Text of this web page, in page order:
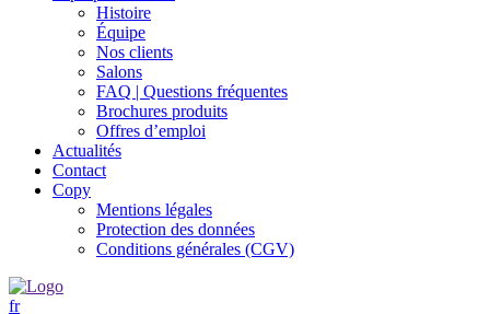
Histoire
Équipe
Nos clients
Salons
FAQ | Questions fréquentes
Brochures produits
Offres d’emploi
Actualités
Contact
Copy
Mentions légales
Protection des données
Conditions générales (CGV)
fr